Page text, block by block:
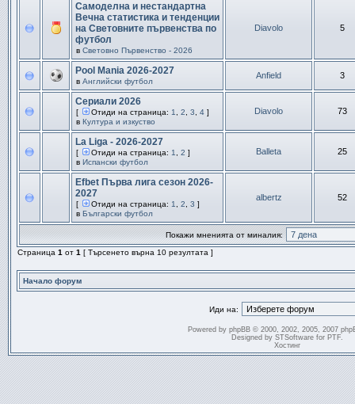
Самоделна и нестандартна
Вечна статистика и тенденции
на Световните първенства по
футбол
в Световно Първенство - 2026
Diavolo 5
Pool Mania 2026-2027
в Английски футбол
Anfield 3
Сериали 2026
[ Отиди на страница: 1 2 3 4 ]
в Култура и изкуство
Diavolo 73
La Liga - 2026-2027
[ Отиди на страница: 1 2 ]
в Испански футбол
Balleta 25
Efbet Първа лига сезон 2026-
2027
[ Отиди на страница: 1 2 3 ]
в Български футбол
albertz 52
Покажи мненията от миналия:
Страница 1 от 1 [ Търсенето върна 10 резултата ]
Начало форум
Иди на:
Powered by phpBB© 2000, 2002, 2005, 2007
Designed by STSoftwarefor PTF.
Хостинг